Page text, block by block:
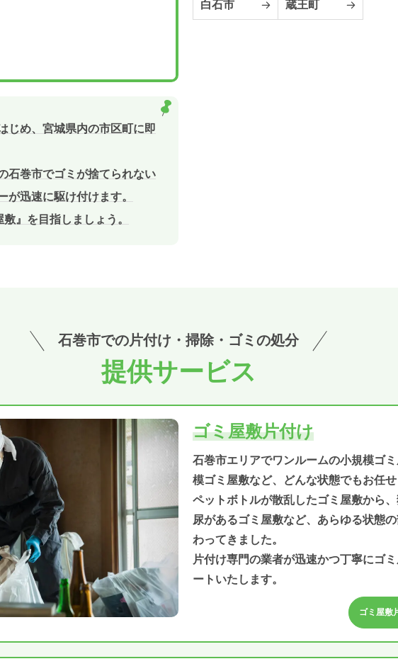
じめ、宮城県内の市区町に即
石巻市でゴミが捨てられない
が迅速に駆け付けます。
』を目指しましょう。
白石市 蔵王町
石巻市での片付け・掃除・ゴミの処分
提供サービス
ゴミ屋敷片付け
石巻市エリアでワンルームの小規模ゴ
模ゴミ屋敷など、どんな状態でもお任せ
ペットボトルが散乱したゴミ屋敷から
尿があるゴミ屋敷など、あらゆる状態
わってきました。
片付け専門の業者が迅速かつ丁寧にゴ
ートいたします。
ゴミ屋敷